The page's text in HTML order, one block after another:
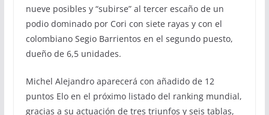
nueve posibles y “subirse” al tercer escaño de un
podio dominado por Cori con siete rayas y con el
colombiano Segio Barrientos en el segundo puesto,
dueño de 6,5 unidades.
Michel Alejandro aparecerá con añadido de 12
puntos Elo en el próximo listado del ranking mundial,
gracias a su actuación de tres triunfos y seis tablas,